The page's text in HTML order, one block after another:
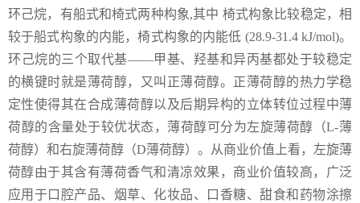
环己烷，有船式和椅式两种构象,其中 椅式构象比较稳定，相
较于船式构象的内能，椅式构象的内能低 (28.9-31.4 kJ/mol)。
环己烷的三个取代基——甲基、羟基和异丙基都处于较稳定
的横键时就是薄荷醇，又叫正薄荷醇。正薄荷醇的热力学稳
定性使得其在合成薄荷醇以及后期异构的立体转位过程中薄
荷醇的含量处于较优状态，薄荷醇可分为左旋薄荷醇（L-薄
荷醇）和右旋薄荷醇（D薄荷醇）。从商业价值上看，左旋薄
荷醇由于其含有薄荷香气和清凉效果，商业价值较高，广泛
应用于口腔产品、烟草、化妆品、口香糖、甜食和药物涂擦